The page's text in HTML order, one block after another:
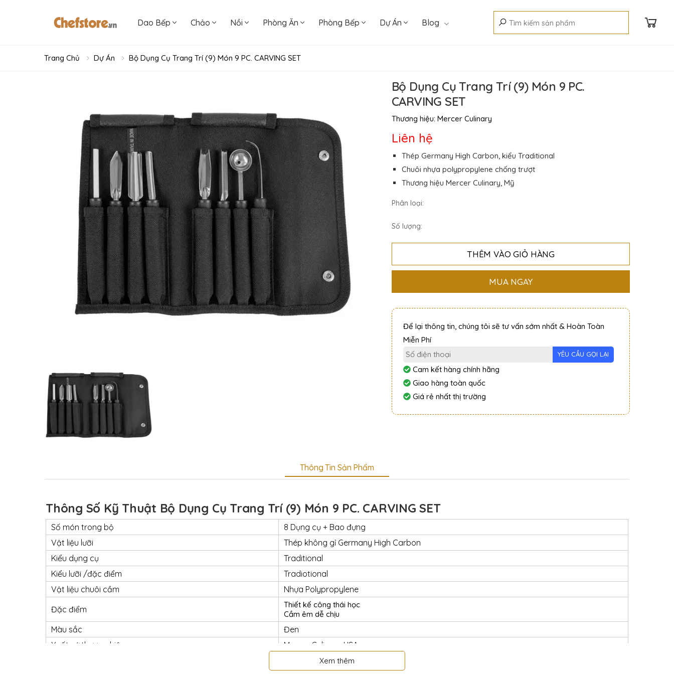
Dao Bếp Chảo Nồi Phòng Ăn Phòng Bếp Dự Án Blog
Trang Chủ Dự Án Bộ Dụng Cụ Trang Trí (9) Món 9 PC. CARVING SET
Bộ Dụng Cụ Trang Trí (9) Món 9 PC.
CARVING SET
Thương hiệu: Mercer Culinary
Liên hệ
Thép Germany High Carbon, kiểu Traditional
Chuôi nhựa polypropylene chống trượt
Thương hiệu Mercer Culinary, Mỹ
Phân loại:
Số lượng:
THÊM VÀO GIỎ HÀNG
MUA NGAY
Để lại thông tin, chúng tôi sẽ tư vấn sớm nhất & Hoàn Toàn
Miễn Phí
Cam kết hàng chính hãng
Giao hàng toàn quốc
Giá rẻ nhất thị trường
Thông Tin Sản Phẩm
Thông Số Kỹ Thuật Bộ Dụng Cụ Trang Trí (9) Món 9 PC. CARVING SET
Số món trong bộ
8 Dụng cụ + Bao đựng
Vật liệu lưỡi
Thép không gỉ Germany High Carbon
Kiểu dụng cụ
Traditional
Kiểu lưỡi /đặc điểm
Tradiotional
Vật liệu chuôi cầm
Nhựa Polypropylene
Đặc điểm
Thiết kế công thái học
Cầm êm dễ chịu
Màu sắc
Đen
Xuất xứ thương hiệu
Mercer Culinary USA
Xem thêm